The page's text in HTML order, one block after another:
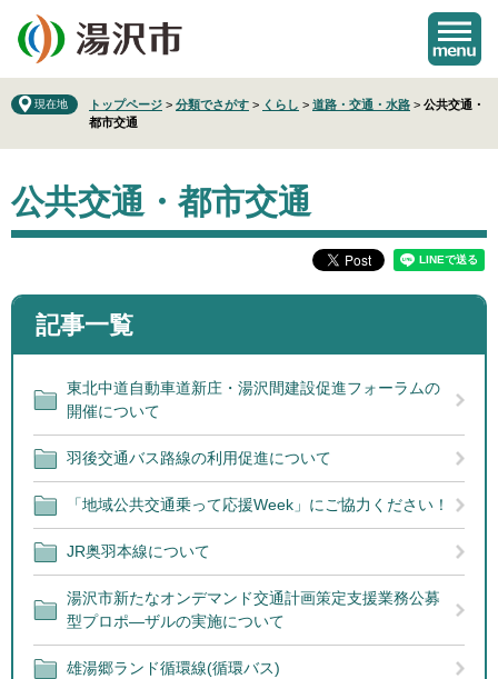
の
先
で
。
ー
を
ば
て
現在地 トップページ > 分類でさがす > くらし > 道路・交通・水路 > 公共交通・
都市交通
文
公共交通・都市交通
記事一覧
東北中道自動車道新庄・湯沢間建設促進フォーラムの
開催について
羽後交通バス路線の利用促進について
「地域公共交通乗って応援Week」にご協力ください！
JR奥羽本線について
湯沢市新たなオンデマンド交通計画策定支援業務公募
型プロポ―ザルの実施について
雄湯郷ランド循環線(循環バス)